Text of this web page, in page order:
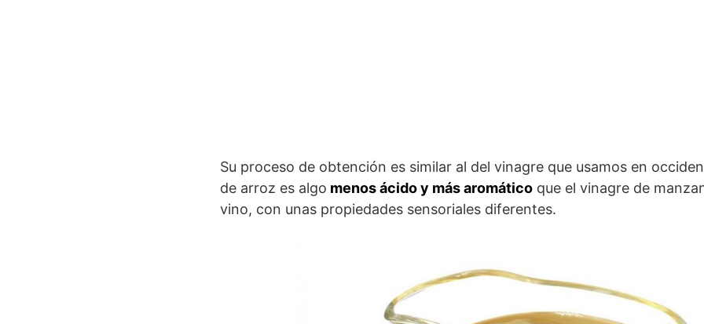
Su proceso de obtención es similar al del vinagre que usamos en
de arroz es algo menos ácido y más aromático que el vinagre de
vino, con unas propiedades sensoriales diferentes.